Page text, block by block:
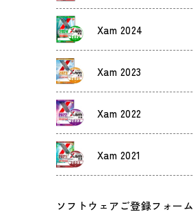
Xam 2024
Xam 2023
Xam 2022
Xam 2021
ソフトウェアご登録フォーム